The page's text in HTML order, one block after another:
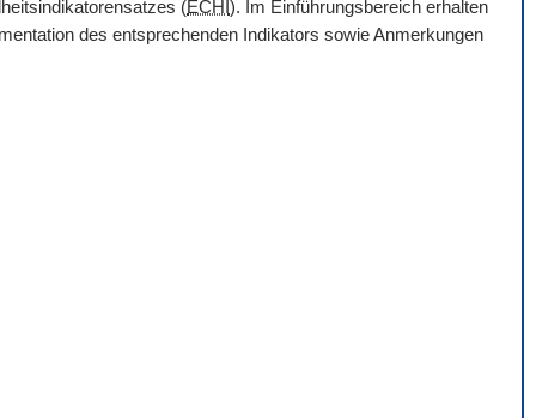
(ECHI). Im Einführungsbereich erhalten
des entsprechenden Indikators sowie Anmerkungen